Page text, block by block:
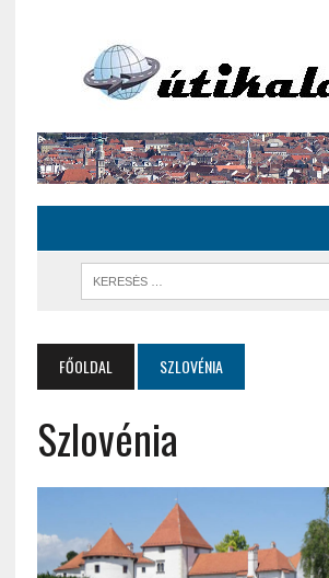
FŐOLDAL SZLOVÉNIA
Szlovénia